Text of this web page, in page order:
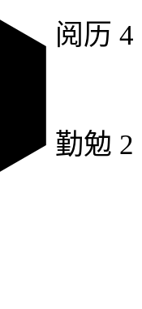
阅历 4
勤勉 2